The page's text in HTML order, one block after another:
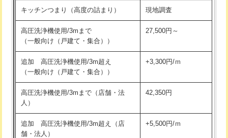
マス交換（深さ50㎝未満）
マス交換（深さ50㎝以上） 66,000円
コンクリート斫り（厚さ10㎝まで）
コンクリート斫り（厚さ10㎝超え）
モルタル補修（厚さ10㎝まで） 27,500円
持込商品取付（単水栓）
持込商品取付（混合水栓） 16,500円
給水管工事※（ホール加工)
給水管工事※（バンド止め) 3,300円
キッチンつまり（高度の詰まり） 現地調査
高圧洗浄機使用/3mまで
（一般向け（戸建て・集合））
27,500円～
追加 高圧洗浄機使用/3m超え
（一般向け（戸建て・集合））
+3,300円/ｍ
高圧洗浄機使用/3mまで（店舗・法
人）
42,350円
追加 高圧洗浄機使用/3m超え（店
舗・法人）
+5,500円/ｍ